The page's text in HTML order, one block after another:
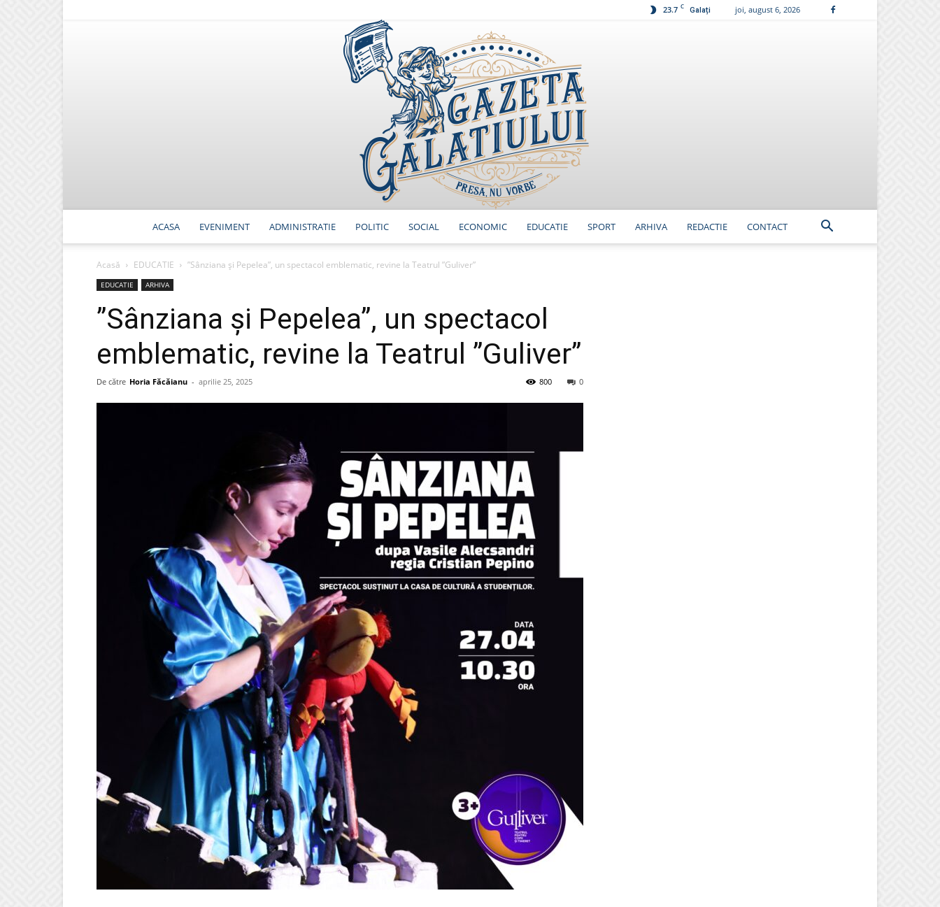
23.7 C Galați joi, august 6, 2026
ACASA EVENIMENT ADMINISTRATIE POLITIC SOCIAL ECONOMIC EDUCATIE SPORT ARHIVA REDACTIE CONTACT
Acasă EDUCATIE ”Sânziana și Pepelea”, un spectacol emblematic, revine la Teatrul ”Guliver”
EDUCATIE ARHIVA
”Sânziana și Pepelea”, un spectacol
emblematic, revine la Teatrul ”Guliver”
De către Horia Făcăianu - aprilie 25, 2025 0
800